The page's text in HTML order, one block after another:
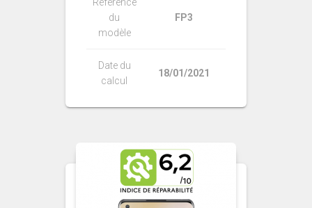
du
modèle
FP3
Date du
calcul
18/01/2021